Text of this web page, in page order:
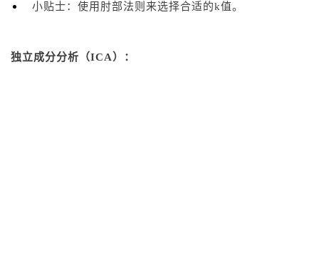
小贴士：使用肘部法则来选择合适的k值。
独立成分分析（ICA）：